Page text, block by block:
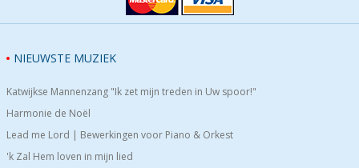
NIEUWSTE MUZIEK
Katwijkse Mannenzang "Ik zet mijn treden in Uw spoor!"
Harmonie de Noël
Lead me Lord | Bewerkingen voor Piano & Orkest
'k Zal Hem loven in mijn lied